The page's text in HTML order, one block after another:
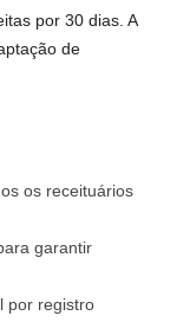
por 30 dias. A
de
os receituários
garantir
por registro